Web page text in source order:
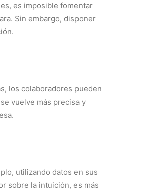
es imposible fomentar
Sin embargo, disponer
los colaboradores pueden
vuelve más precisa y
utilizando datos en sus
sobre la intuición, es más